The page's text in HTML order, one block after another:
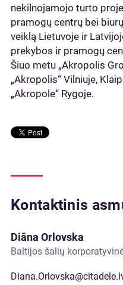
nekilnojamojo turto
pramogų centrų bei
veiklą Lietuvoje ir
prekybos ir pramogų
Šiuo metu „Akropolis
„Akropolis“ Vilniuje,
„Akropole“ Rygoje.
Kontaktinis
Diāna Orlovska
Baltijos šalių